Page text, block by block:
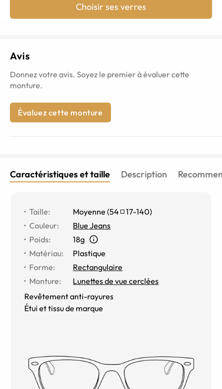
Choisir ses verres
Avis
Donnez votre avis. Soyez le premier à évaluer cette
monture.
Évaluez cette monture
Caractéristiques et taille Description
Taille: Moyenne (54 17-140)
Couleur:
Blue Jeans
Poids:
18g
Matériau:
Plastique
Forme:
Rectangulaire
Monture:
Lunettes de vue cerclées
Revêtement anti-rayures
Étui et tissu de marque